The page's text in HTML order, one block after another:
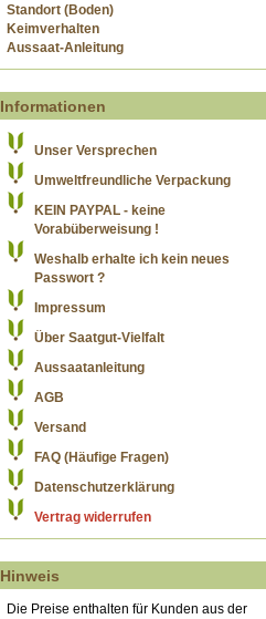
Standort (Boden)
Keimverhalten
Aussaat-Anleitung
Informationen
Unser Versprechen
Umweltfreundliche Verpackung
KEIN PAYPAL - keine
Vorabüberweisung !
Weshalb erhalte ich kein neues
Passwort ?
Impressum
Über Saatgut-Vielfalt
Aussaatanleitung
AGB
Versand
FAQ (Häufige Fragen)
Datenschutzerklärung
Vertrag widerrufen
Hinweis
Die Preise enthalten für Kunden aus der